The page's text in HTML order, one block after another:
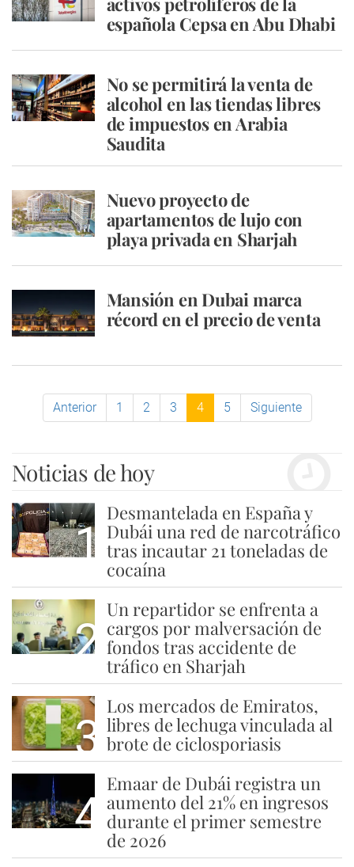
española Cepsa en Abu Dhabi
No se permitirá la venta de
alcohol en las tiendas libres
de impuestos en Arabia
Saudita
Nuevo proyecto de
apartamentos de lujo con
playa privada en Sharjah
Mansión en Dubai marca
récord en el precio de venta
Anterior 1 2 3 4 5 Siguiente
Noticias de hoy
1
Desmantelada en España y
Dubái una red de narcotráfico
tras incautar 21 toneladas de
cocaína
2
Un repartidor se enfrenta a
cargos por malversación de
fondos tras accidente de
tráfico en Sharjah
3
Los mercados de Emiratos,
libres de lechuga vinculada al
brote de ciclosporiasis
4
Emaar de Dubái registra un
aumento del 21% en ingresos
durante el primer semestre
de 2026